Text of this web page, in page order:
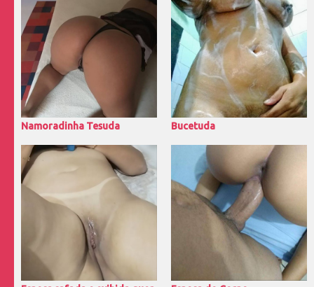
Namoradinha Tesuda Bucetuda